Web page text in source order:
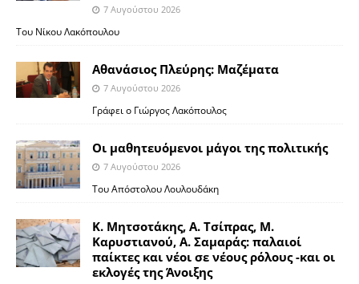
7 Αυγούστου 2026
Του Νίκου Λακόπουλου
Αθανάσιος Πλεύρης: Μαζέματα
7 Αυγούστου 2026
Γράφει ο Γιώργος Λακόπουλος
Οι μαθητευόμενοι μάγοι της πολιτικής
7 Αυγούστου 2026
Του Απόστολου Λουλουδάκη
Κ. Μητσοτάκης, Α. Τσίπρας, Μ.
Καρυστιανού, Α. Σαμαράς: παλαιοί
παίκτες και νέοι σε νέους ρόλους -και οι
εκλογές της Άνοιξης